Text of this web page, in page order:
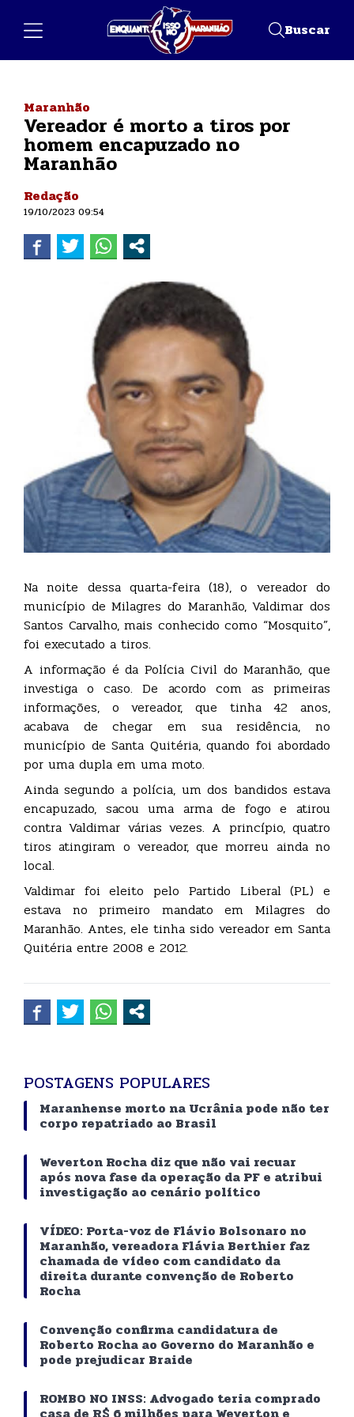
Buscar
Maranhão
Vereador é morto a tiros por
homem encapuzado no
Maranhão
Redação
19/10/2023 09:54
Na noite dessa quarta-feira (18), o vereador do
município de Milagres do Maranhão, Valdimar dos
Santos Carvalho, mais conhecido como “Mosquito”,
foi executado a tiros.
A informação é da Polícia Civil do Maranhão, que
investiga o caso. De acordo com as primeiras
informações, o vereador, que tinha 42 anos,
acabava de chegar em sua residência, no
município de Santa Quitéria, quando foi abordado
por uma dupla em uma moto.
Ainda segundo a polícia, um dos bandidos estava
encapuzado, sacou uma arma de fogo e atirou
contra Valdimar várias vezes. A princípio, quatro
tiros atingiram o vereador, que morreu ainda no
local.
Valdimar foi eleito pelo Partido Liberal (PL) e
estava no primeiro mandato em Milagres do
Maranhão. Antes, ele tinha sido vereador em Santa
Quitéria entre 2008 e 2012.
POSTAGENS POPULARES
Maranhense morto na Ucrânia pode não ter
corpo repatriado ao Brasil
Weverton Rocha diz que não vai recuar
após nova fase da operação da PF e atribui
investigação ao cenário político
VÍDEO: Porta-voz de Flávio Bolsonaro no
Maranhão, vereadora Flávia Berthier faz
chamada de vídeo com candidato da
direita durante convenção de Roberto
Rocha
Convenção confirma candidatura de
Roberto Rocha ao Governo do Maranhão e
pode prejudicar Braide
ROMBO NO INSS: Advogado teria comprado